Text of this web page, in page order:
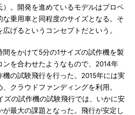
）。開発を進めているモデルはプロペ
乗用車と同程度のサイズとなる。そ
げるというコンセプトだという。
をかけて5分の1サイズの試作機を製
を合わせたようなもので、2014年
機の試験飛行を行った。2015年には実
クラウドファンディングを利用。
ズの試作機の試験飛行では、いかに安
最大の課題となった。飛行が安定し